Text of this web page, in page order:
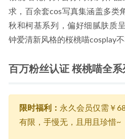
求，百余套cos写真集涵盖多类
秋和柯基系列，偏好细腻肤质
钟爱清新风格的桜桃喵cosplay不
百万粉丝认证 桜桃喵全
限时福利： 永久会员仅需￥
有限，手慢无，且用且珍惜~